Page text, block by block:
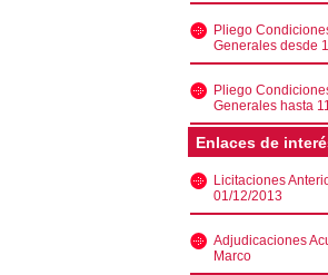
Pliego
Generales desde
Pliego
Generales hasta
Enlaces de
Licitaciones
01/12/2013
Adjudicaciones
Marco